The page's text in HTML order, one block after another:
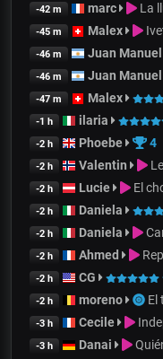
-42 m marc La
-45 m Malex
-46 m Juan Manuel
-46 m Juan Manuel
-47 m Malex
-1 h ilaria
-2 h Phoebe 4
-2 h Valentin
-2 h Lucie El
-2 h Daniela
-2 h Daniela
-2 h Ahmed
-2 h CG
-2 h moreno El
-3 h Cecile
-3 h Danai